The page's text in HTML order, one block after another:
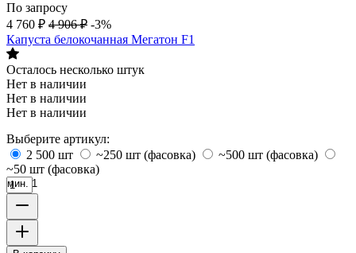
По запросу
4 760 ₽ 4 906 ₽ -3%
Капуста белокочанная Мегатон F1
Осталось несколько штук
Нет в наличии
Нет в наличии
Нет в наличии
Выберите артикул:
2 500 шт
~250 шт (фасовка)
~500 шт (фасовка)
~50 шт (фасовка)
мин. 1